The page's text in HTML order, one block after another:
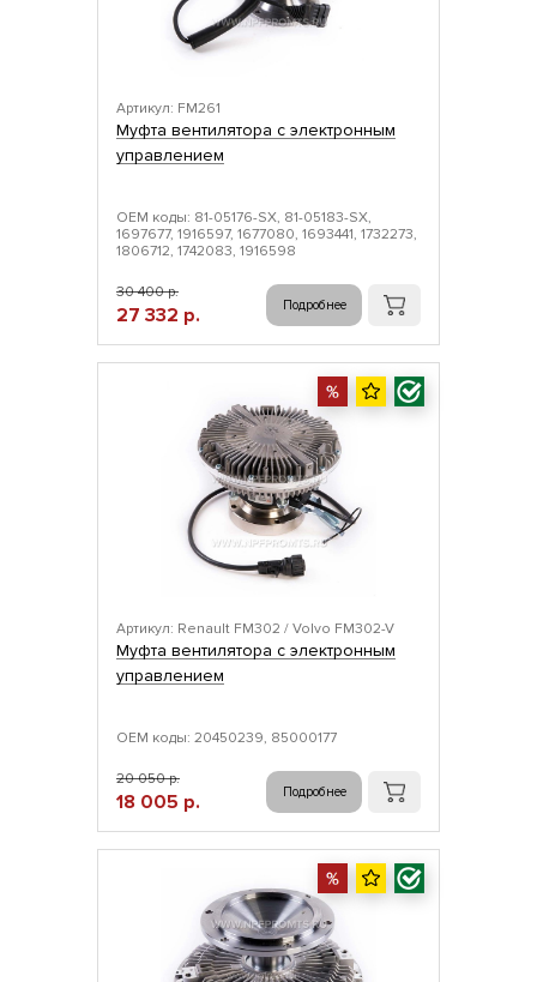
Артикул: FM261
Муфта вентилятора с электронным
управлением
ОЕМ коды: 81-05176-SX, 81-05183-SX,
1697677, 1916597, 1677080, 1693441, 1732273,
1806712, 1742083, 1916598
30 400 р.
27 332 р. Подробнее
Артикул: Renault FM302 / Volvo FM302-V
Муфта вентилятора с электронным
управлением
ОЕМ коды: 20450239, 85000177
20 050 р.
18 005 р. Подробнее